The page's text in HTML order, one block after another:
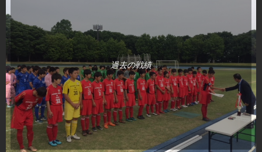
過去の戦績